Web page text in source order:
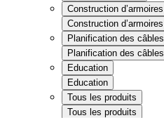
Construction d’armoires
Construction d’armoires
Planification des câbles
Planification des câbles
Education
Education
Tous les produits
Tous les produits